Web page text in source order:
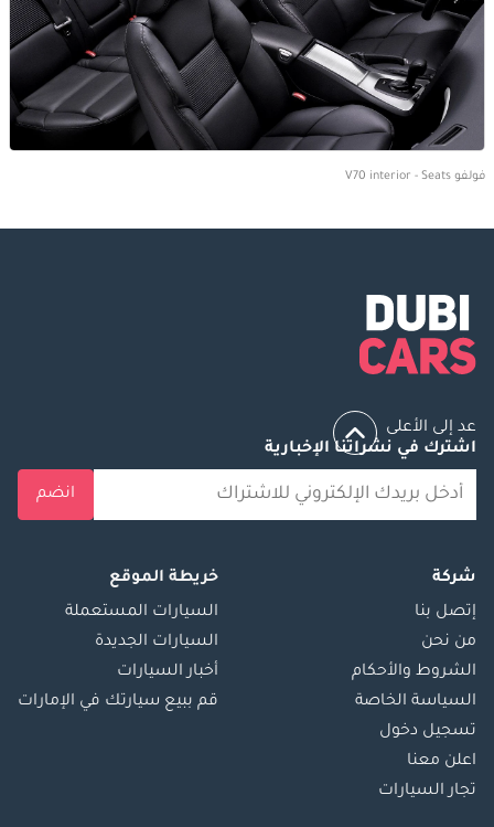
فولفو V70 interior - Seats
عد إلى الأعلى
اشترك في نشراتنا الإخبارية
انضم
شركة
إتصل بنا
من نحن
الشروط والأحكام
السياسة الخاصة
تسجيل دخول
اعلن معنا
تجار السيارات
خريطة الموقع
السيارات المستعملة
السيارات الجديدة
أخبار السيارات
قم ببيع سيارتك في الإمارات